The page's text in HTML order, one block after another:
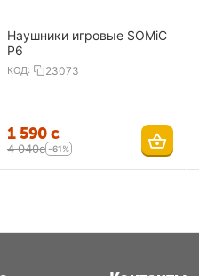
Наушники игровые SOMiC
P6
КОД: 23073
1 590с
4 040с -61%